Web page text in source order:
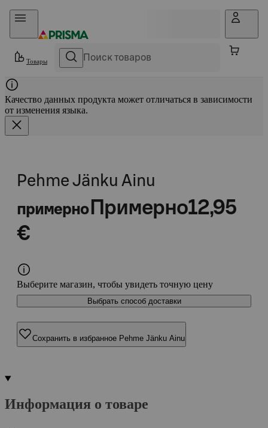
Прыгать в контент
Товары
Качество данных продукта может отличаться в зависимости
от изменения языка.
Pehme Jänku Ainu
примерно Примерно12,95
€
Выберите магазин, чтобы увидеть точную цену
Выбрать способ доставки
Сохранить в избранное Pehme Jänku Ainu
Информация о товаре